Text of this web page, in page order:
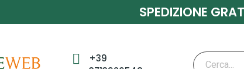
SPEDIZIONE
+39